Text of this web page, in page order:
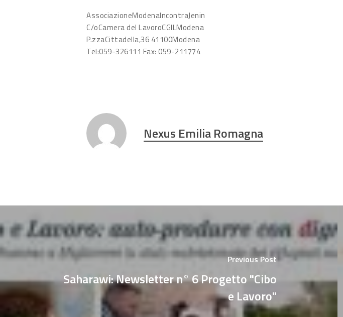
AssociazioneModenaIncontraJenin
C/oCamera del LavoroCGILModena
P.zzaCittadella,36 41100Modena
Tel:059-326111 Fax: 059-211774
Nexus Emilia Romagna
Previous Post
Saharawi: Newsletter n° 6 Progetto "Cibo
e Lavoro"